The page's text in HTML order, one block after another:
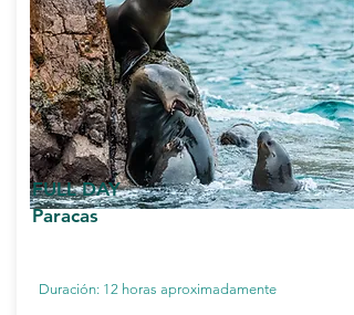
FULL DAY
Paracas
Duración: 12 horas aproximadamente